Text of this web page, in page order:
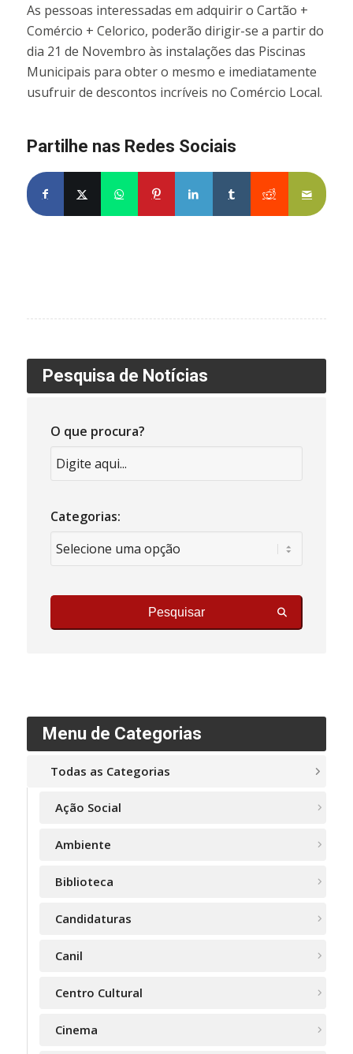
As pessoas interessadas em adquirir o Cartão +
Comércio + Celorico, poderão dirigir-se a partir do
dia 21 de Novembro às instalações das Piscinas
Municipais para obter o mesmo e imediatamente
usufruir de descontos incríveis no Comércio Local.
Partilhe nas Redes Sociais
Partilhe no Facebook
Partilhe no X
Share on WhatsApp
Partilhe no Pinterest
Partilhe no LinkedIn
Partilhe no Tumblr
Partilhe no
Pesquisa de Notícias
O que procura?
Categorias:
Pesquisar
Menu de Categorias
Todas as Categorias
Ação Social
Ambiente
Biblioteca
Candidaturas
Canil
Centro Cultural
Cinema